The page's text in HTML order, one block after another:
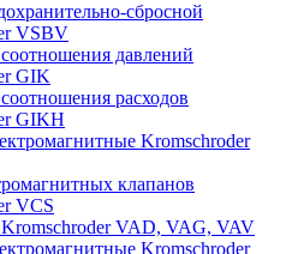
сбросной
VSBV
давлений
GIK
расходов
GIKH
Kromschroder
клапанов
VCS
Kromschroder VAD, VAG, VAV
Kromschroder